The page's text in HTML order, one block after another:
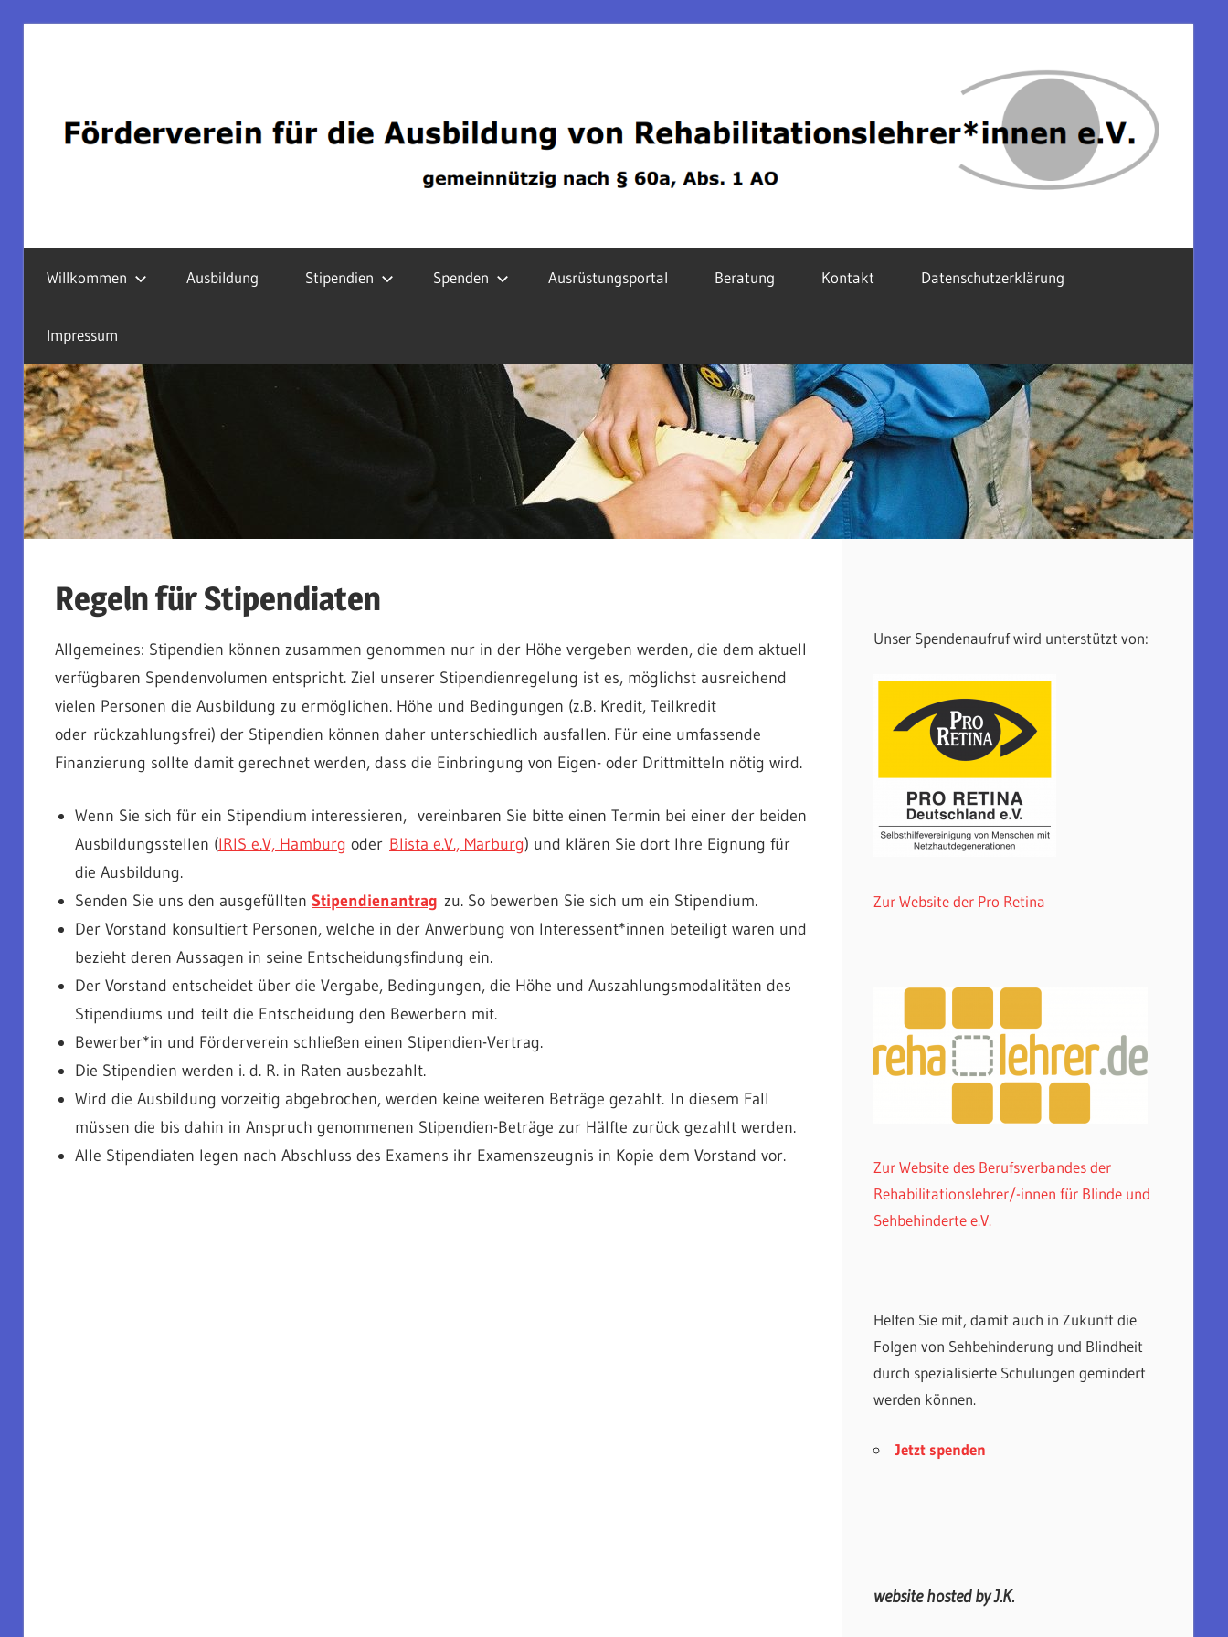
Förderverein
für
die
Ausbildung
von
Rehabilitationslehrer*innen
e.V.
nach
§
Abs.
1
AO
Willkommen Ausbildung Stipendien Spenden Ausrüstungsportal Beratung Kontakt Datenschutzerklärung
Impressum
Regeln für Stipendiaten
Allgemeines: Stipendien können zusammen genommen nur in der Höhe vergeben werden, die dem aktuell
verfügbaren Spendenvolumen entspricht. Ziel unserer Stipendienregelung ist es, möglichst ausreichend
vielen Personen die Ausbildung zu ermöglichen. Höhe und Bedingungen (z.B. Kredit, Teilkredit
oder rückzahlungsfrei) der Stipendien können daher unterschiedlich ausfallen. Für eine umfassende
Finanzierung sollte damit gerechnet werden, dass die Einbringung von Eigen- oder Drittmitteln nötig wird.
Wenn Sie sich für ein Stipendium interessieren, vereinbaren Sie bitte einen Termin bei einer der beiden
Ausbildungsstellen (IRIS e.V, Hamburg oder Blista e.V., Marburg) und klären Sie dort Ihre Eignung für
die Ausbildung.
Senden Sie uns den ausgefüllten Stipendienantrag zu. So bewerben Sie sich um ein Stipendium.
Der Vorstand konsultiert Personen, welche in der Anwerbung von Interessent*innen beteiligt waren und
bezieht deren Aussagen in seine Entscheidungsfindung ein.
Der Vorstand entscheidet über die Vergabe, Bedingungen, die Höhe und Auszahlungsmodalitäten des
Stipendiums und teilt die Entscheidung den Bewerbern mit.
Bewerber*in und Förderverein schließen einen Stipendien-Vertrag.
Die Stipendien werden i. d. R. in Raten ausbezahlt.
Wird die Ausbildung vorzeitig abgebrochen, werden keine weiteren Beträge gezahlt. In diesem Fall
müssen die bis dahin in Anspruch genommenen Stipendien-Beträge zur Hälfte zurück gezahlt werden.
Alle Stipendiaten legen nach Abschluss des Examens ihr Examenszeugnis in Kopie dem Vorstand vor.
Unser Spendenaufruf wird unterstützt von:
Zur Website der Pro Retina
Zur Website des Berufsverbandes der
Rehabilitationslehrer/-innen für Blinde und
Sehbehinderte e.V.
Helfen Sie mit, damit auch in Zukunft die
Folgen von Sehbehinderung und Blindheit
durch spezialisierte Schulungen gemindert
werden können.
Jetzt spenden
website hosted by J.K.